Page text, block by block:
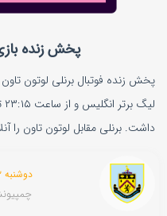
پخش زنده
داشت. برنلی مقابل لوتون تاون را
دوشنبه ۲۲ مرداد ۲۱:۳۰